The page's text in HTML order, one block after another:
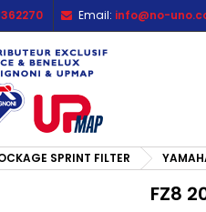
Email: info@no-
SPRINT FILTER
FZ8